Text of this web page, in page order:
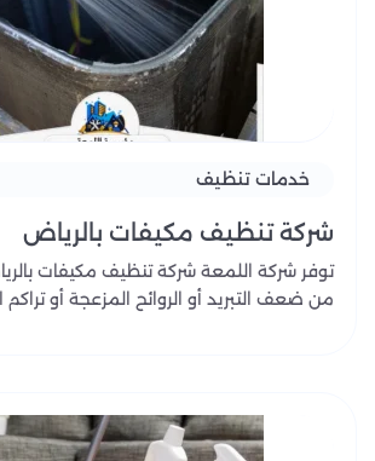
خدمات تنظيف
شركة تنظيف مكيفات بالرياض
توفر شركة اللمعة شركة تنظيف مكيفات
من ضعف التبريد أو الروائح المزعجة أو تراكم